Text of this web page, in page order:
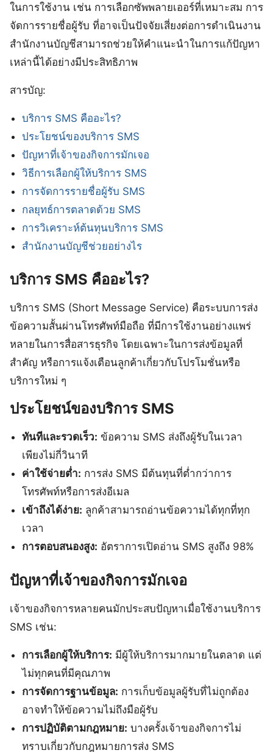
ในการใช้งาน เช่น การเลือกซัพพลายเออร์ที่เหมาะสม การ
จัดการรายชื่อผู้รับ ที่อาจเป็นปัจจัยเสี่ยงต่อการดำเนินงาน
สำนักงานบัญชีสามารถช่วยให้คำแนะนำในการแก้ปัญหา
เหล่านี้ได้อย่างมีประสิทธิภาพ
สารบัญ:
บริการ SMS คืออะไร?
ประโยชน์ของบริการ SMS
ปัญหาที่เจ้าของกิจการมักเจอ
วิธีการเลือกผู้ให้บริการ SMS
การจัดการรายชื่อผู้รับ SMS
กลยุทธ์การตลาดด้วย SMS
การวิเคราะห์ต้นทุนบริการ SMS
สำนักงานบัญชีช่วยอย่างไร
บริการ SMS คืออะไร?
บริการ SMS (Short Message Service) คือระบบการส่ง
ข้อความสั้นผ่านโทรศัพท์มือถือ ที่มีการใช้งานอย่างแพร่
หลายในการสื่อสารธุรกิจ โดยเฉพาะในการส่งข้อมูลที่
สำคัญ หรือการแจ้งเตือนลูกค้าเกี่ยวกับโปรโมชั่นหรือ
บริการใหม่ ๆ
ประโยชน์ของบริการ SMS
ทันทีและรวดเร็ว: ข้อความ SMS ส่งถึงผู้รับในเวลา
เพียงไม่กี่วินาที
ค่าใช้จ่ายต่ำ: การส่ง SMS มีต้นทุนที่ต่ำกว่าการ
โทรศัพท์หรือการส่งอีเมล
เข้าถึงได้ง่าย: ลูกค้าสามารถอ่านข้อความได้ทุกที่ทุก
เวลา
การตอบสนองสูง: อัตราการเปิดอ่าน SMS สูงถึง 98%
ปัญหาที่เจ้าของกิจการมักเจอ
เจ้าของกิจการหลายคนมักประสบปัญหาเมื่อใช้งานบริการ
SMS เช่น:
การเลือกผู้ให้บริการ: มีผู้ให้บริการมากมายในตลาด แต่
ไม่ทุกคนที่มีคุณภาพ
การจัดการฐานข้อมูล: การเก็บข้อมูลผู้รับที่ไม่ถูกต้อง
อาจทำให้ข้อความไม่ถึงมือผู้รับ
การปฏิบัติตามกฎหมาย: บางครั้งเจ้าของกิจการไม่
ทราบเกี่ยวกับกฎหมายการส่ง SMS